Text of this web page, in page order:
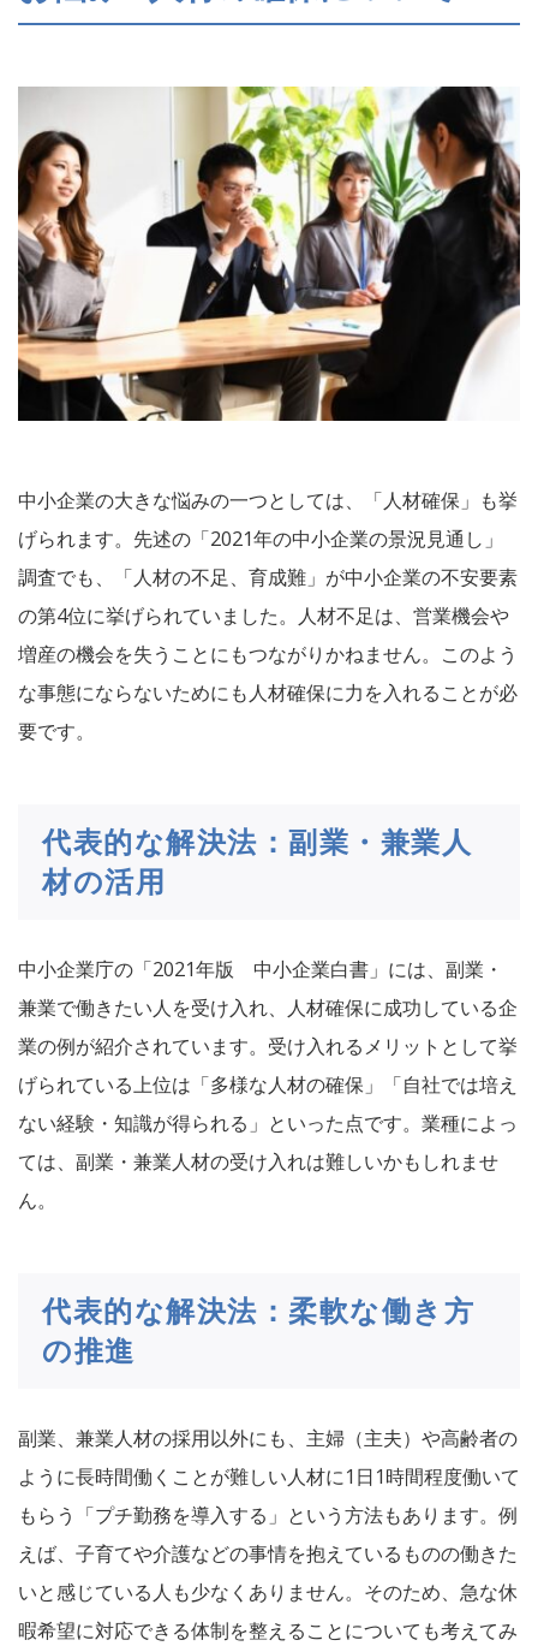
中小企業の大きな悩みの一つとしては、「人材確保」も挙
げられます。先述の「2021年の中小企業の景況見通し」
調査でも、「人材の不足、育成難」が中小企業の不安要素
の第4位に挙げられていました。人材不足は、営業機会や
増産の機会を失うことにもつながりかねません。このよう
な事態にならないためにも人材確保に力を入れることが必
要です。
代表的な解決法：副業・兼業人
材の活用
中小企業庁の「2021年版 中小企業白書」には、副業・
兼業で働きたい人を受け入れ、人材確保に成功している企
業の例が紹介されています。受け入れるメリットとして挙
げられている上位は「多様な人材の確保」「自社では培え
ない経験・知識が得られる」といった点です。業種によっ
ては、副業・兼業人材の受け入れは難しいかもしれませ
ん。
代表的な解決法：柔軟な働き方
の推進
副業、兼業人材の採用以外にも、主婦（主夫）や高齢者の
ように長時間働くことが難しい人材に1日1時間程度働いて
もらう「プチ勤務を導入する」という方法もあります。例
えば、子育てや介護などの事情を抱えているものの働きた
いと感じている人も少なくありません。そのため、急な休
暇希望に対応できる体制を整えることについても考えてみ